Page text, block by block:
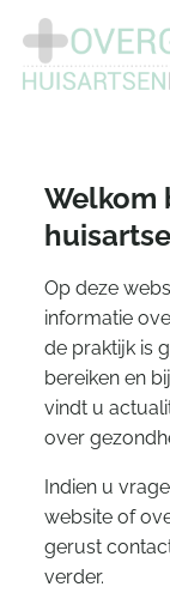
Welkom
Op deze
informatie
de praktijk is
bereiken en
vindt u
over
Indien u
website of
gerust
verder.